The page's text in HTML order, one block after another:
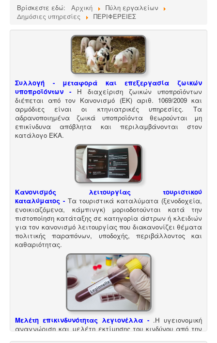
Νομιμοποίηση γεώτρησης - Όλες οι μεταβιβάσεις
ακινήτων, στα οποία υπάρχει γεώτρηση, εκτελούνται
κατόπιν νομιμοποίησης της γεώτρησης. Για να
προχωρήσει η συμβολαιογραφική πράξη θα πρέπει να
έχει εκδοθεί κωδικός ΕΜΣΥ ενεργού ή ανενεργού
σημείου υδροληψίας
Μελέτη προστασίας δεδομένων πελατών (GDPR)
-
Στις 25-05-2018 τίθεται σε εφαρμογή ο
ευρωπαϊκός κανονισμός προστασίας δεδομένων
(GDPR), σύμφωνα με τον οποίο όλες οι επιχειρήσεις με
Ευρωπαίους πελάτες (περιλαμβανομένων και των
Ελλήνων) θα πρέπει να μπορούν να αποδείξουν, με την
αναλογούσα μελέτη προστασίας δεδομένων, ότι
συμμορφώνονται με τις νέες απαιτήσεις
Ερωτηματολόγιο ΕΟΦ για καλλυντικά -
σχεδιασμός και η λειτουργία ενός εργαστηρίου ή
βιομηχανίας καλλυντικών υπάγεται στο πρότυπο GMP
Καλής Παρασκευαστικής Πρακτικής και ρυθμίζεται από
τον Ευρωπαϊκό Κανονισμό 1223/2009.
Βρίσκεστε εδώ: Αρχική
Πύλη εργαλείων
Δημόσιες υπηρεσίες
ΠΕΡΙΦΕΡΕΙΕΣ
Συλλογή - μεταφορά και επεξεργασία ζωικών
υποπροϊόντων -
Η διαχείριση ζωικών υποπροϊόντων
διέπεται από τον Κανονισμό (ΕΚ) αριθ. 1069/2009 και
αρμόδιες είναι οι κτηνιατρικές υπηρεσίες. Τα
αδρανοποιημένα ζωικά υποπροϊόντα θεωρούνται μη
επικίνδυνα απόβλητα και περιλαμβάνονται στον
κατάλογο ΕΚΑ.
Κανονισμός λειτουργίας τουριστικού
καταλύματος - Τα τουριστικά καταλύματα (ξενοδοχεία,
ενοικιαζόμενα, κάμπινγκ) μοριοδοτούνται κατά την
πιστοποίηση κατάταξης σε κατηγορία άστρων ή κλειδιών
για τον κανονισμό λειτουργίας που διακανονίζει θέματα
πολιτικής παραπόνων, υποδοχής, περιβάλλοντος και
καθαριότητας.
Μελέτη επικινδυνότητας λεγιονέλλα - .Η υγειονομική
αναγνώριση και μελέτη εκτίμησης του κινδύνου από την